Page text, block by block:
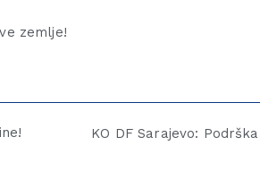
zemlje!
KO DF Sarajevo: